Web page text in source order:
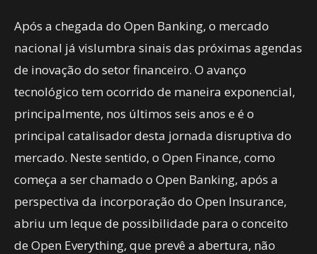
Após a chegada do Open Banking, o mercado
nacional já vislumbra sinais das próximas agendas
de inovação do setor financeiro. O avanço
tecnológico tem ocorrido de maneira exponencial,
principalmente, nos últimos seis anos e é o
principal catalisador desta jornada disruptiva do
mercado. Neste sentido, o Open Finance, como
começa a ser chamado o Open Banking, após a
perspectiva da incorporação do Open Insurance,
abriu um leque de possibilidade para o conceito
de Open Everything, que prevê a abertura, não